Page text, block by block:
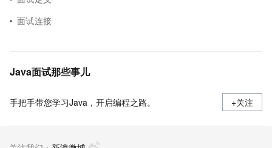
面试连接
Java面试那些事儿
手把手带您学习Java，开启编程之路。 +关注